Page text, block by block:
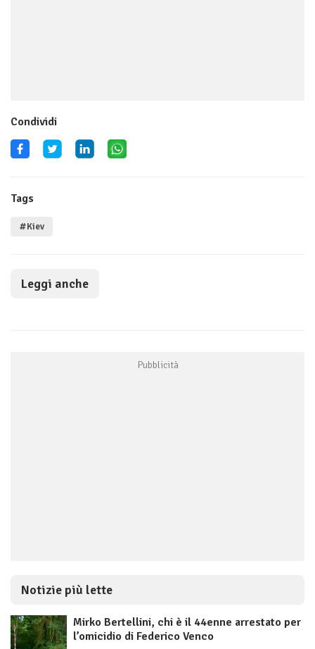
Condividi
Tags
#Kiev
Leggi anche
Notizie più lette
Mirko Bertellini, chi è il 44enne arrestato per
l’omicidio di Federico Venco